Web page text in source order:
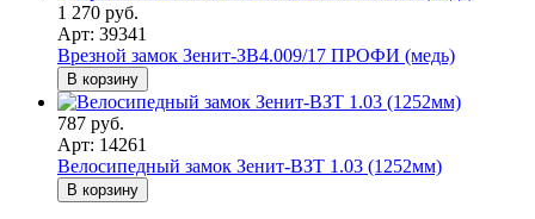
1 270 руб.
Арт: 39341
Врезной замок Зенит-ЗВ4.009/17 ПРОФИ (медь)
В корзину
787 руб.
Арт: 14261
Велосипедный замок Зенит-ВЗТ 1.03 (1252мм)
В корзину